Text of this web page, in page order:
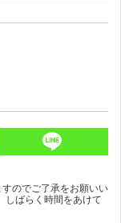
のでご了承をお願いい
しばらく時間をあけて